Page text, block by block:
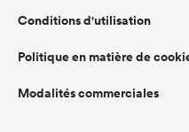
Conditions d'utilisation
Politique en matière de
Modalités commerciales